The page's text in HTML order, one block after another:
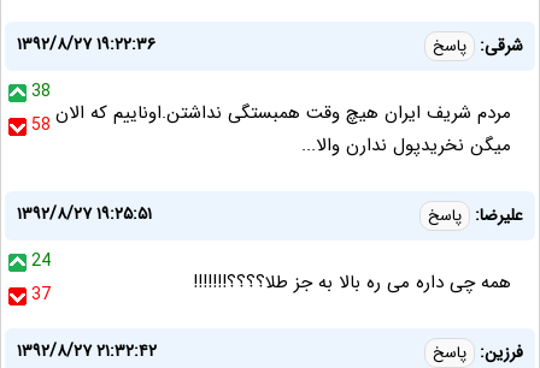
شرقی: پاسخ
۱۳۹۲/۸/۲۷ ۱۹:۲۲:۳۶
38
58 مردم شریف ایران هیچ وقت همبستگی نداشتن.اوناییم که الان
میگن نخریدپول ندارن والا...
علیرضا: پاسخ
۱۳۹۲/۸/۲۷ ۱۹:۲۵:۵۱
24
37
همه چی داره می ره بالا به جز طلا؟؟؟؟!!!!!!!
فرزین: پاسخ
۱۳۹۲/۸/۲۷ ۲۱:۳۲:۴۲